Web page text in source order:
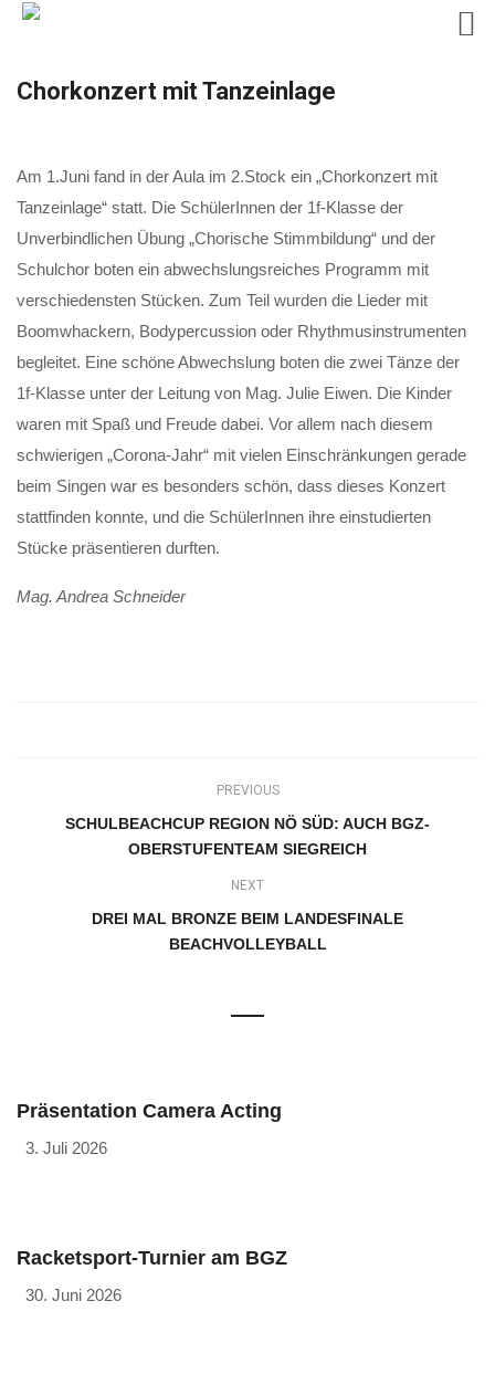
Chorkonzert mit Tanzeinlage
Am 1.Juni fand in der Aula im 2.Stock ein „Chorkonzert mit
Tanzeinlage“ statt. Die SchülerInnen der 1f-Klasse der
Unverbindlichen Übung „Chorische Stimmbildung“ und der
Schulchor boten ein abwechslungsreiches Programm mit
verschiedensten Stücken. Zum Teil wurden die Lieder mit
Boomwhackern, Bodypercussion oder Rhythmusinstrumenten
begleitet. Eine schöne Abwechslung boten die zwei Tänze der
1f-Klasse unter der Leitung von Mag. Julie Eiwen. Die Kinder
waren mit Spaß und Freude dabei. Vor allem nach diesem
schwierigen „Corona-Jahr“ mit vielen Einschränkungen gerade
beim Singen war es besonders schön, dass dieses Konzert
stattfinden konnte, und die SchülerInnen ihre einstudierten
Stücke präsentieren durften.
Mag. Andrea Schneider
PREVIOUS
SCHULBEACHCUP REGION NÖ SÜD: AUCH BGZ-
OBERSTUFENTEAM SIEGREICH
NEXT
DREI MAL BRONZE BEIM LANDESFINALE
BEACHVOLLEYBALL
Präsentation Camera Acting
3. Juli 2026
Racketsport-Turnier am BGZ
30. Juni 2026